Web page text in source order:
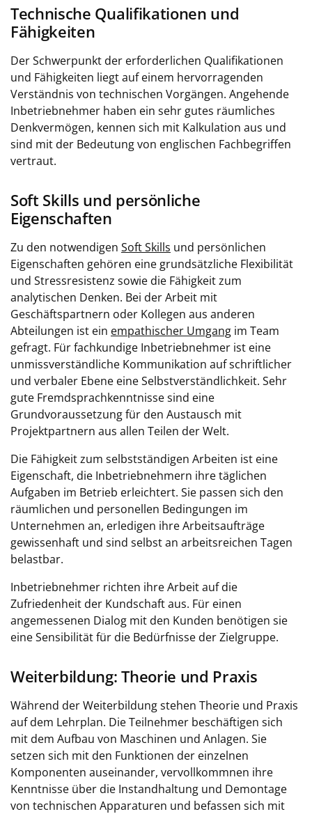
Technische Qualifikationen und
Fähigkeiten
Der Schwerpunkt der erforderlichen Qualifikationen
und Fähigkeiten liegt auf einem hervorragenden
Verständnis von technischen Vorgängen. Angehende
Inbetriebnehmer haben ein sehr gutes räumliches
Denkvermögen, kennen sich mit Kalkulation aus und
sind mit der Bedeutung von englischen Fachbegriffen
vertraut.
Soft Skills und persönliche
Eigenschaften
Zu den notwendigen Soft Skills und persönlichen
Eigenschaften gehören eine grundsätzliche Flexibilität
und Stressresistenz sowie die Fähigkeit zum
analytischen Denken. Bei der Arbeit mit
Geschäftspartnern oder Kollegen aus anderen
Abteilungen ist ein empathischer Umgang im Team
gefragt. Für fachkundige Inbetriebnehmer ist eine
unmissverständliche Kommunikation auf schriftlicher
und verbaler Ebene eine Selbstverständlichkeit. Sehr
gute Fremdsprachkenntnisse sind eine
Grundvoraussetzung für den Austausch mit
Projektpartnern aus allen Teilen der Welt.
Die Fähigkeit zum selbstständigen Arbeiten ist eine
Eigenschaft, die Inbetriebnehmern ihre täglichen
Aufgaben im Betrieb erleichtert. Sie passen sich den
räumlichen und personellen Bedingungen im
Unternehmen an, erledigen ihre Arbeitsaufträge
gewissenhaft und sind selbst an arbeitsreichen Tagen
belastbar.
Inbetriebnehmer richten ihre Arbeit auf die
Zufriedenheit der Kundschaft aus. Für einen
angemessenen Dialog mit den Kunden benötigen sie
eine Sensibilität für die Bedürfnisse der Zielgruppe.
Weiterbildung: Theorie und Praxis
Während der Weiterbildung stehen Theorie und Praxis
auf dem Lehrplan. Die Teilnehmer beschäftigen sich
mit dem Aufbau von Maschinen und Anlagen. Sie
setzen sich mit den Funktionen der einzelnen
Komponenten auseinander, vervollkommnen ihre
Kenntnisse über die Instandhaltung und Demontage
von technischen Apparaturen und befassen sich mit